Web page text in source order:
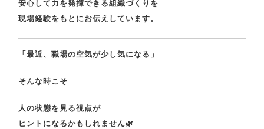
安心して力を発揮できる組織づくりを
現場経験をもとにお伝えしています。
「最近、職場の空気が少し気になる」
そんな時こそ
人の状態を見る視点が
ヒントになるかもしれません🌿